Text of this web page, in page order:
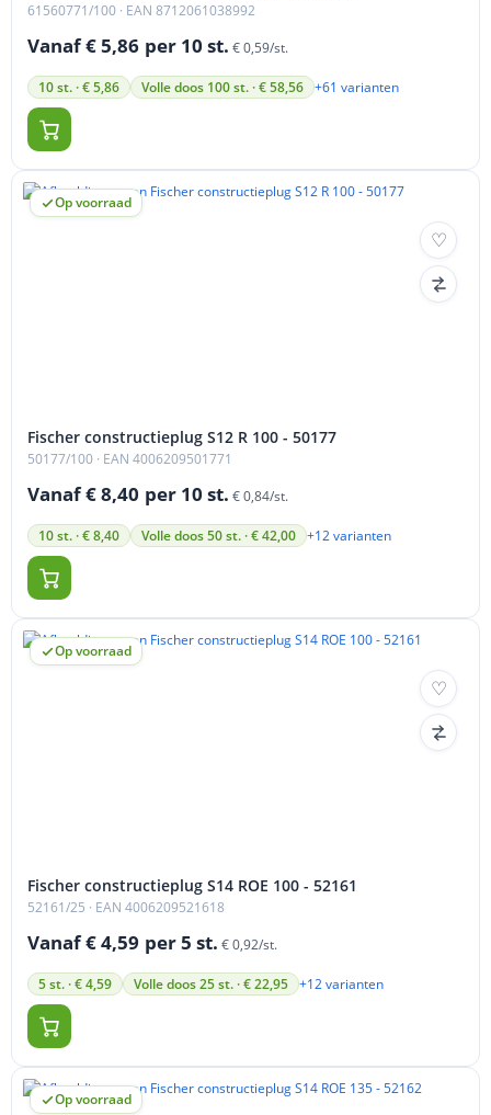
61560771/100 · EAN 8712061038992
Vanaf € 5,86 per 10 st. € 0,59/st.
10 st. · € 5,86 Volle doos 100 st. · € 58,56 +61 varianten
Op voorraad
Fischer constructieplug S12 R 100 - 50177
50177/100 · EAN 4006209501771
Vanaf € 8,40 per 10 st. € 0,84/st.
10 st. · € 8,40 Volle doos 50 st. · € 42,00 +12 varianten
Op voorraad
Fischer constructieplug S14 ROE 100 - 52161
52161/25 · EAN 4006209521618
Vanaf € 4,59 per 5 st. € 0,92/st.
5 st. · € 4,59 Volle doos 25 st. · € 22,95 +12 varianten
Op voorraad